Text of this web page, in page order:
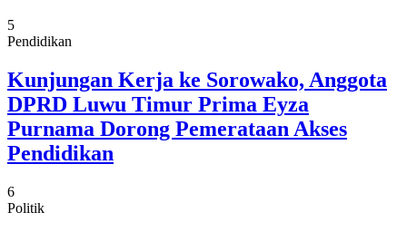
5
Pendidikan
Kunjungan Kerja ke Sorowako, Anggota
DPRD Luwu Timur Prima Eyza
Purnama Dorong Pemerataan Akses
Pendidikan
6
Politik